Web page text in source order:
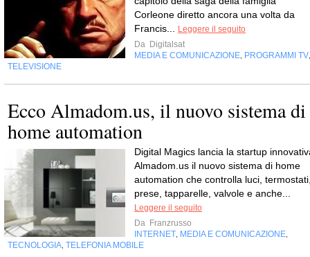
Corleone diretto ancora una volta da
Francis...
Leggere il seguito
Da Digitalsat
MEDIA E COMUNICAZIONE PROGRAMMI TV
TELEVISIONE
Ecco Almadom.us, il nuovo sistema di
home automation
Digital Magics lancia la startup
Almadom.us il nuovo sistema di home
automation che controlla luci,
prese, tapparelle, valvole e anche...
Leggere il seguito
Da Franzrusso
INTERNET MEDIA E COMUNICAZIONE
TECNOLOGIA TELEFONIA MOBILE